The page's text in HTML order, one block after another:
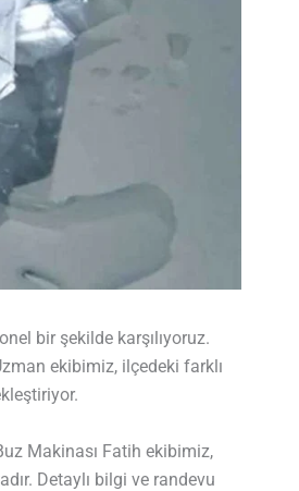
bir şekilde karşılıyoruz.
ekibimiz, ilçedeki farklı
Makinası Fatih ekibimiz,
Detaylı bilgi ve randevu